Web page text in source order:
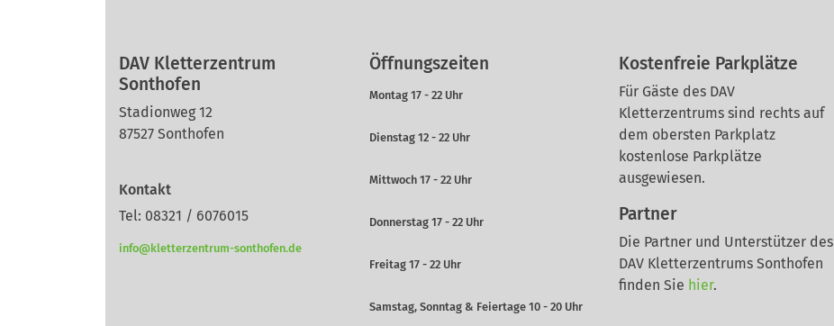
DAV Kletterzentrum
Sonthofen
Stadionweg 12
87527 Sonthofen
Kontakt
Tel: 08321 / 6076015
info@kletterzentrum-sonthofen.de
Öffnungszeiten
Montag 17 - 22 Uhr
Dienstag 12 - 22 Uhr
Mittwoch 17 - 22 Uhr
Donnerstag 17 - 22 Uhr
Freitag 17 - 22 Uhr
Samstag, Sonntag & Feiertage 10 - 20 Uhr
Kostenfreie Parkplätze
Für Gäste des DAV
Kletterzentrums sind rechts auf
dem obersten Parkplatz
kostenlose Parkplätze
ausgewiesen.
Partner
Die Partner und Unterstützer des
DAV Kletterzentrums Sonthofen
finden Sie hier.